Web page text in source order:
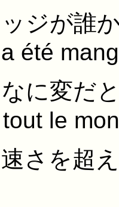
ジが誰
été
に変だ
le
速さ を超